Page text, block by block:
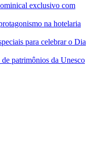
exclusivo com
na hotelaria
para celebrar o Dia
patrimônios da Unesco